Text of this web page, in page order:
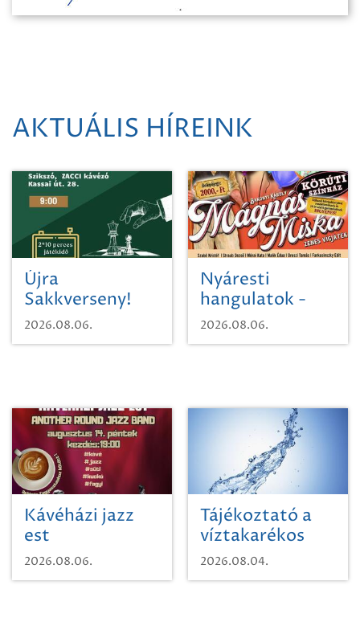
AKTUÁLIS HÍREINK
Újra
Sakkverseny!
2026.08.06.
Nyáresti
hangulatok -
Mágnás Miska
2026.08.06.
Kávéházi jazz
est
2026.08.06.
Tájékoztató a
víztakarékos
vízhasználatról
2026.08.04.